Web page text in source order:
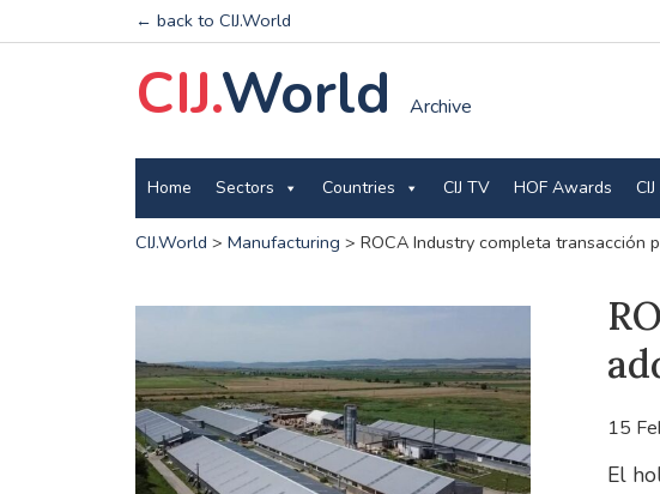
← back to CIJ.World
CIJ.World Archive
Home Sectors Countries CIJ TV HOF Awards
CIJ.World > Manufacturing > ROCA Industry completa transacción
15
El